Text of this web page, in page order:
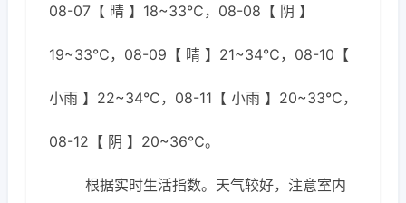
08-07【 晴 】18~33℃，08-08【 阴 】
19~33℃，08-09【 晴 】21~34℃，08-10【
小雨 】22~34℃，08-11【 小雨 】20~33℃，
08-12【 阴 】20~36℃。
根据实时生活指数。天气较好，注意室内